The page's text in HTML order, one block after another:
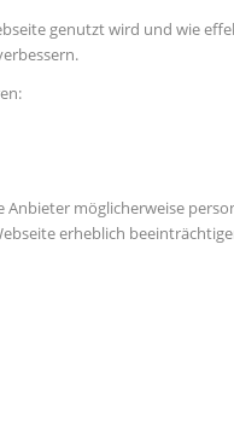
genutzt wird und wie
möglicherweise
erheblich